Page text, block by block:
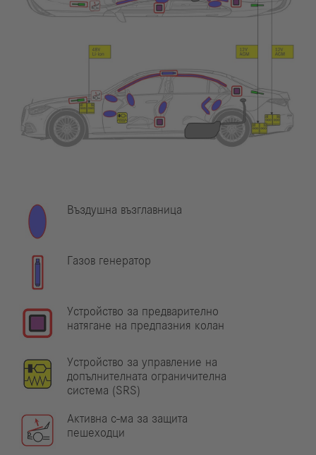
Въздушна възглавница
Газов генератор
Устройство за предварително
натягане на предпазния колан
Устройство за управление на
допълнителната ограничителна
система (SRS)
Активна с-ма за защита
пешеходци